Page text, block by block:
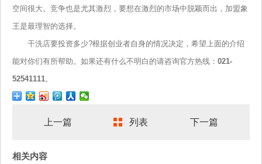
空间很大。竞争也是尤其激烈，要想在激烈的市场中脱颖而出，加盟象
王是最理智的选择。
干洗店要投资多少?根据创业者自身的情况决定，希望上面的介绍
能对你们有所帮助。如果还有什么不明白的请咨询官方热线： 021-
52541111。
上一篇 列表 下一篇
相关内容